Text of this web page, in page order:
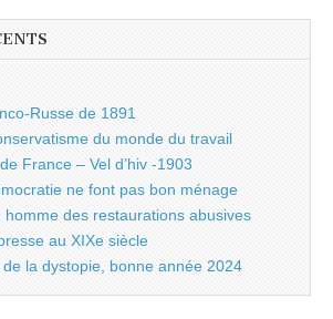
Russe de 1891
du monde du travail
France – Vel d’hiv -1903
ne font pas bon ménage
homme des restaurations abusives
au XIXe siècle
la dystopie, bonne année 2024